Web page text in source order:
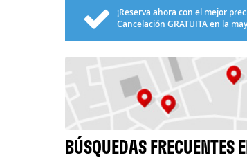
¡Reserva ahora con el mejor
Cancelación GRATUITAen la
BÚSQUEDAS FRECUENTES